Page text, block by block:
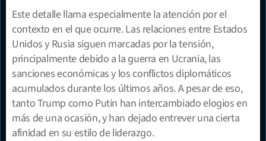
Este detalle llama especialmente la atención por el
contexto en el que ocurre. Las relaciones entre Estados
Unidos y Rusia siguen marcadas por la tensión,
principalmente debido a la guerra en Ucrania, las
sanciones económicas y los conflictos diplomáticos
acumulados durante los últimos años. A pesar de eso,
tanto Trump como Putin han intercambiado elogios en
más de una ocasión, y han dejado entrever una cierta
afinidad en su estilo de liderazgo.